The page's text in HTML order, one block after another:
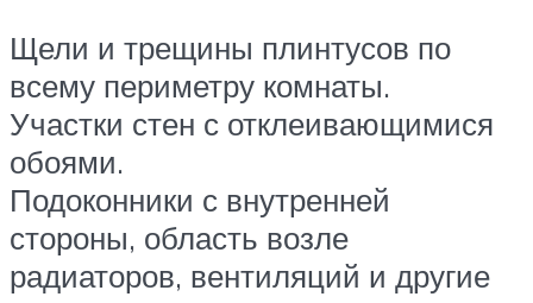
Щели и трещины плинтусов по
всему периметру комнаты.
Участки стен с отклеивающимися
обоями.
Подоконники с внутренней
стороны, область возле
радиаторов, вентиляций и другие